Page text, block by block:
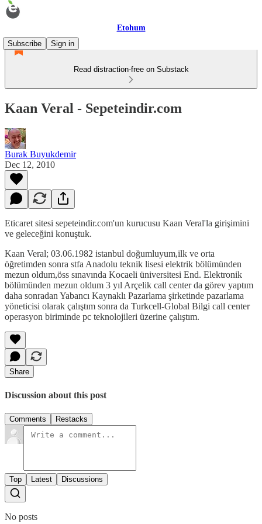
Etohum
Subscribe
Sign in
Read distraction-free on Substack
Kaan Veral - Sepeteindir.com
Burak Buyukdemir
Dec 12, 2010
Eticaret sitesi sepeteindir.com'un kurucusu Kaan Veral'la girişimini
ve geleceğini konuştuk.
Kaan Veral; 03.06.1982 istanbul doğumluyum,ilk ve orta
öğretimden sonra stfa Anadolu teknik lisesi elektrik bölümünden
mezun oldum,öss sınavında Kocaeli üniversitesi End. Elektronik
bölümünden mezun oldum 3 yıl Arçelik call center da görev yaptım
daha sonradan Yabancı Kaynaklı Pazarlama şirketinde pazarlama
yöneticisi olarak çalıştım sonra da Turkcell-Global Bilgi call center
operasyon biriminde pc teknolojileri üzerine çalıştım.
Share
Discussion about this post
Comments Restacks
Top Latest Discussions
No posts